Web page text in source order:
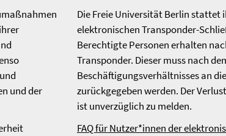
und der
Die Freie Universität Berlin stattet
elektronischen Transponder-
Berechtigte Personen erhalten
Transponder. Dieser muss nach
Beschäftigungsverhältnisses an
zurückgegeben werden. Der
ist unverzüglich zu melden.
FAQ für Nutzer*innen der